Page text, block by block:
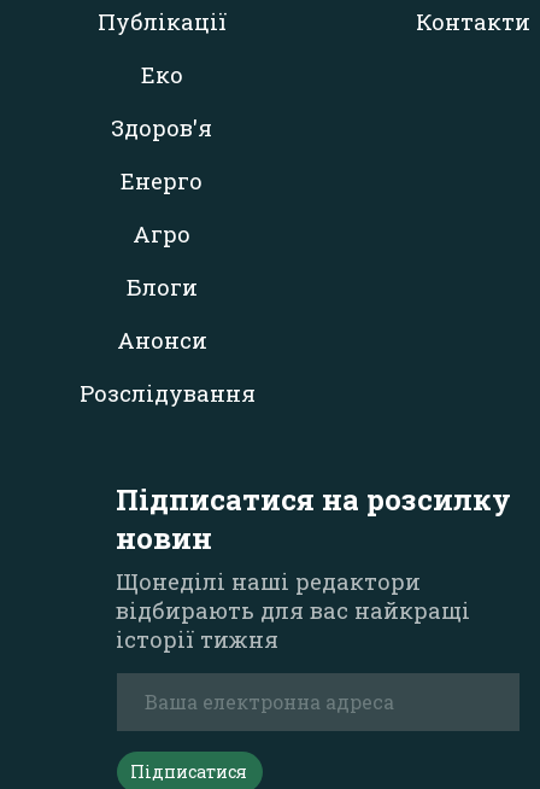
Публікації
Еко
Здоров'я
Енерго
Агро
Блоги
Анонси
Розслідування
Контакти
Підписатися на розсилку
новин
Щонеділі наші редактори
відбирають для вас найкращі
історії тижня
Підписатися